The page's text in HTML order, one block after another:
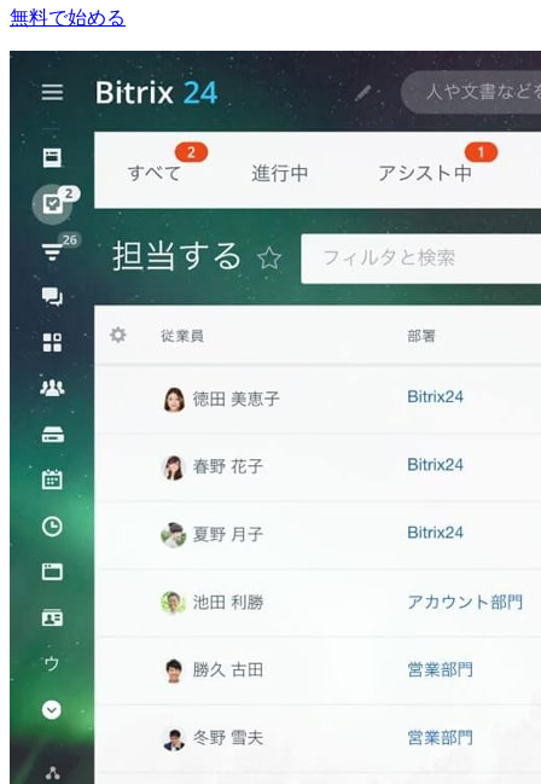
無料で始める